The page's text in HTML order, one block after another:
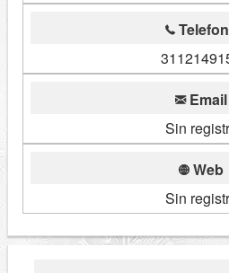
Email
Sin
Web
Sin